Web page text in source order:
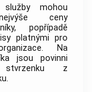
mohou
ceny
popřípadě
platnými pro
Na
jsou povinni
z